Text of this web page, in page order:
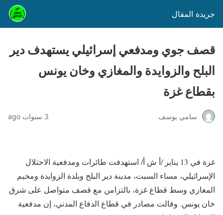
جريدة المقال
قصف جوي ومدفعي إسرائيلي يستهدف دير
البلح والزوايدة والمغازي وخان يونس
بقطاع غزة
سامي يوسف 3 سنوات ago
غزة في 13 يناير /أ ش أ/ استهدفت طائرات ومدفعية الاحتلال
الإسرائيلي، مساء السبت، مدينة دير البلح وبلدة الزوايدة ومخيم
المغازي وسط قطاع غزة، بالتزامن مع قصف متواصل على شرق
خان يونس. وقالت مصادر في قطاع الدفاع المدني، إن مدفعية